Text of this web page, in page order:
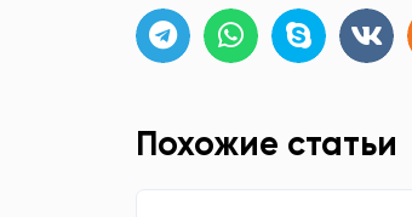
Похожие статьи